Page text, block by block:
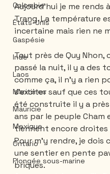
Colombie
États-Unis
Gaspésie
Inde
Laos
Maritimes
Mauricie
Mexique
Ontario
Plongée sous-marine
Aujourd'hui je me rends
Trang. La température
incertaine mais rien ne
Tout près de Quy Nhon,
passé la nuit, il y a des
comme ça, il n'y a rien
s'exciter sauf que ces
été construite il y a près
ans par le peuple Cham
tiennent encore droites
Pour m'y rendre, je dois
une sentier en pente
briques.